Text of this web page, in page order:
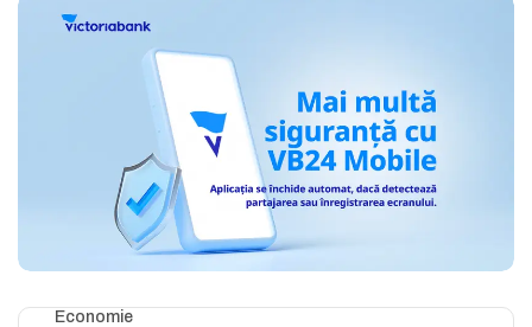
Economie